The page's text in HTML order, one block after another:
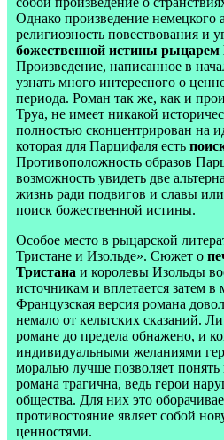
Однако произведение немецкого
религиозность повествования и
божественной истины
Произведение, написанное в
узнать много интересного о
периода. Роман так же, как и
Труа, не имеет никакой
полностью сконцентрирован на
которая для Парцифаля есть
Противоположность образов
возможность увидеть две
жизнь ради подвигов и славы
поиск божественной истины.
Особое место в рыцарской
Тристане и Изольде». Сюжет о
Тристана и королевы Изольды
источникам и вплетается затем в
Французская версия романа
немало от кельтских сказаний.
романе до предела обнажено, и
индивидуальными желаниями
моралью лучше позволяет
романа трагична, ведь герои
общества. Для них это
противостояние являет собой
ценностями.